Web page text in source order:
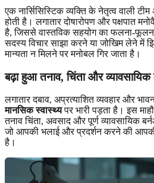
एक नार्सिसिस्टिक व्यक्ति के नेतृत्व वाली
होती है। लगातार दोषारोपण और पक्षपात
है, जिससे वास्तविक सहयोग का फलना-
सदस्य विचार साझा करने या जोखिम लेने
मान्यता न मिलने पर मनोबल गिर जाता है।
बढ़ा हुआ तनाव, चिंता और
लगातार दबाव, अप्रत्याशित व्यवहार और
मानसिक स्वास्थ्यपर भारी पड़ता है। इस
तनाव चिंता, अवसाद और पूर्ण व्यावसायिक
जो आपकी भलाई और प्रदर्शन करने की आपकी
है।